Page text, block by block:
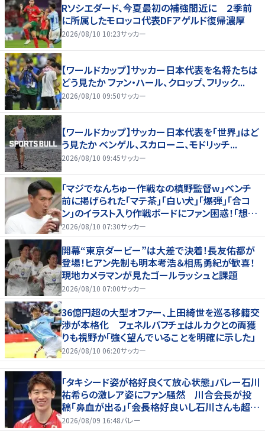
Rソシエダード、今夏最初の補強間近に ２季前
に所属したモロッコ代表DFアゲルド復帰濃厚
2026/08/10 10:23サッカー
【ワールドカップ】サッカー日本代表を名将たちは
どう見たか ファン・ハール、クロップ、フリック...
2026/08/10 09:50サッカー
【ワールドカップ】サッカー日本代表を「世界」はど
う見たか ベンゲル、スカローニ、モドリッチ...
2026/08/10 09:45サッカー
｢マジでなんちゅー作戦なの槙野監督w｣ベンチ
前に掲げられた｢マテ茶｣｢白い犬｣｢爆弾｣｢合コ
ン｣のイラスト入り作戦ボードにファン困惑！｢想像
よりデカくて吹いた｣
2026/08/10 07:30サッカー
開幕“東京ダービー”は大差で決着！長友佑都が
登場！ヒアン先制も明本考浩＆相馬勇紀が歓喜！
現地カメラマンが見たゴールラッシュと課題
2026/08/10 07:00サッカー
36億円超の大型オファー、上田綺世を巡る移籍交
渉が本格化 フェネルバフチェはルカクとの両獲
りも視野か「強く望んでいることを明確に示した」
2026/08/10 06:20サッカー
「タキシード姿が格好良くて放心状態」バレー石川
祐希らの激レア姿にファン騒然 川合会長が投
稿「鼻血が出る」「会長格好良いし石川さんも超格
好いい」
2026/08/09 16:48バレー